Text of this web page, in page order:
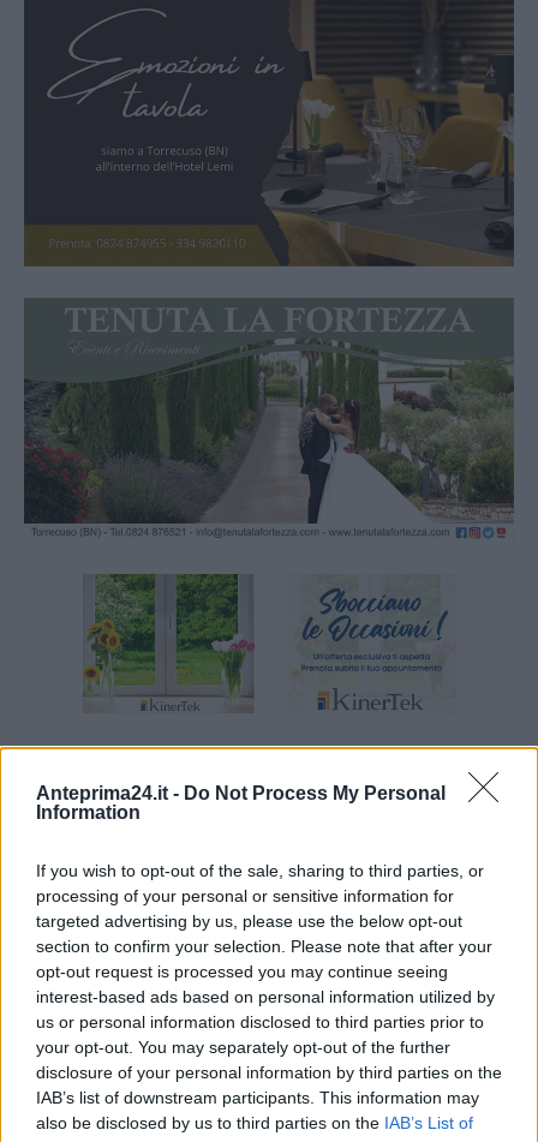
Anteprima24.it - Do Not Process My Personal
Information
If you wish to opt-out of the sale, sharing to third parties, or
processing of your personal or sensitive information for
targeted advertising by us, please use the below opt-out
section to confirm your selection. Please note that after your
opt-out request is processed you may continue seeing
interest-based ads based on personal information utilized by
us or personal information disclosed to third parties prior to
your opt-out. You may separately opt-out of the further
disclosure of your personal information by third parties on the
IAB’s list of downstream participants. This information may
also be disclosed by us to third parties on the IAB’s List of
ARTICOLI CORRELATI ALTRO DALL'AUTORE
Fico: “Voto legge elettorale mostra che
c’è un problema nella maggioranza”